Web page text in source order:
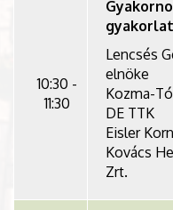
10:30 -
11:30
Lencsés
elnöke
Kozma-
DE TTK
Eisler
Kovács
Zrt.